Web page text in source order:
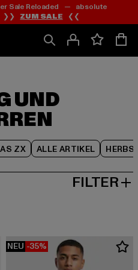
Zum
Inhalt
springen
Zum
Fußzeile
springen
Sale Reloaded — absolute
❯❯ ZUM SALE ❮❮
UND
ZX ALLE ARTIKEL
Zum
Produktraster
springen
FILTER
NEU -35%